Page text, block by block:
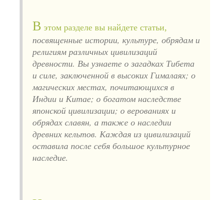
В этом разделе вы найдете статьи,
посвященные истории, культуре, обрядам и
религиям различных цивилизаций
древности. Вы узнаете о загадках Тибета
и силе, заключенной в высоких Гималаях; о
магических местах, почитающихся в
Индии и Китае; о богатом наследстве
японской цивилизации; о верованиях и
обрядах славян, а также о наследии
древних кельтов. Каждая из цивилизаций
оставила после себя большое культурное
наследие.